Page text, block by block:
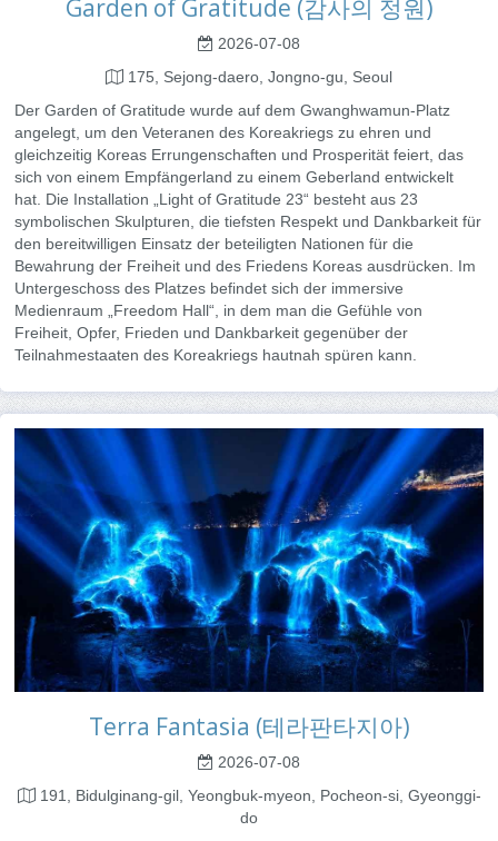
Garden of Gratitude (감사의 정원)
2026-07-08
175, Sejong-daero, Jongno-gu, Seoul
Der Garden of Gratitude wurde auf dem Gwanghwamun-Platz
angelegt, um den Veteranen des Koreakriegs zu ehren und
gleichzeitig Koreas Errungenschaften und Prosperität feiert, das
sich von einem Empfängerland zu einem Geberland entwickelt
hat. Die Installation „Light of Gratitude 23“ besteht aus 23
symbolischen Skulpturen, die tiefsten Respekt und Dankbarkeit für
den bereitwilligen Einsatz der beteiligten Nationen für die
Bewahrung der Freiheit und des Friedens Koreas ausdrücken. Im
Untergeschoss des Platzes befindet sich der immersive
Medienraum „Freedom Hall“, in dem man die Gefühle von
Freiheit, Opfer, Frieden und Dankbarkeit gegenüber der
Teilnahmestaaten des Koreakriegs hautnah spüren kann.
Terra Fantasia (테라판타지아)
2026-07-08
191, Bidulginang-gil, Yeongbuk-myeon, Pocheon-si, Gyeonggi-
do